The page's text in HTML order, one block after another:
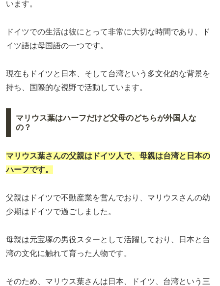
います。
ドイツでの生活は彼にとって非常に大切な時間であり、ド
イツ語は母国語の一つです。
現在もドイツと日本、そして台湾という多文化的な背景を
持ち、国際的な視野で活動しています。
マリウス葉はハーフだけど父母のどちらが外国人な
の？
マリウス葉さんの父親はドイツ人で、母親は台湾と日本の
ハーフです。
父親はドイツで不動産業を営んでおり、マリウスさんの幼
少期はドイツで過ごしました。
母親は元宝塚の男役スターとして活躍しており、日本と台
湾の文化に触れて育った人物です。
そのため、マリウス葉さんは日本、ドイツ、台湾という三